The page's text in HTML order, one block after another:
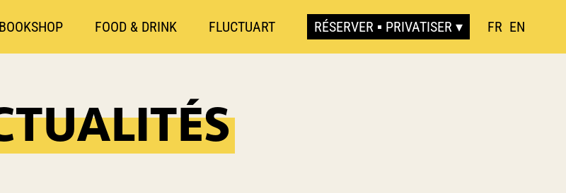
BOOKSHOP FOOD & DRINK FLUCTUART RÉSERVER ▪ PRIVATISER FR EN